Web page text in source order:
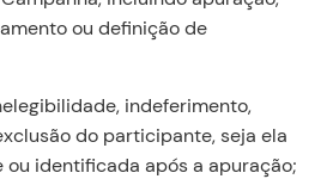
ou definição de
indeferimento,
do participante, seja ela
ou identificada após a apuração;